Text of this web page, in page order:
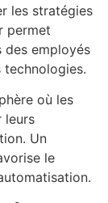
les stratégies
permet
des employés
technologies.
où les
leurs
Un
le